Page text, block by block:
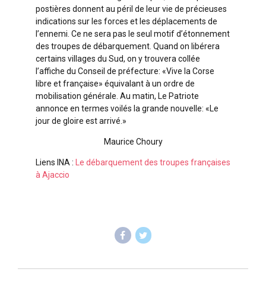
postières donnent au péril de leur vie de précieuses
indications sur les forces et les déplacements de
l’ennemi. Ce ne sera pas le seul motif d’étonnement
des troupes de débarquement. Quand on libérera
certains villages du Sud, on y trouvera collée
l’affiche du Conseil de préfecture: «Vive la Corse
libre et française» équivalant à un ordre de
mobilisation générale. Au matin, Le Patriote
annonce en termes voilés la grande nouvelle: «Le
jour de gloire est arrivé.»
Maurice Choury
Liens INA :
Le débarquement des troupes françaises
à Ajaccio